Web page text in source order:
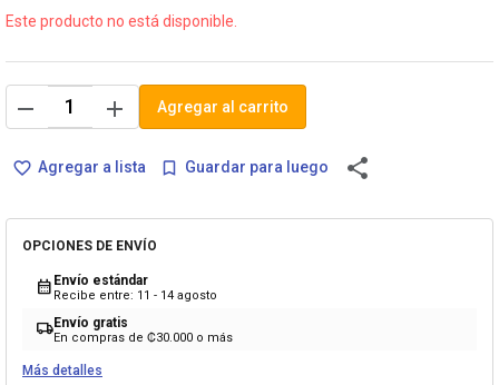
Este producto no está disponible.
remove add Agregar al carrito
favorite_border Agregar a lista bookmark_border Guardar para luego share
OPCIONES DE ENVÍO
calendar_month Envío estándar
Recibe entre: 11 - 14 agosto
local_shippingEnvío gratis
En compras de ₡30.000 o más
Más detalles